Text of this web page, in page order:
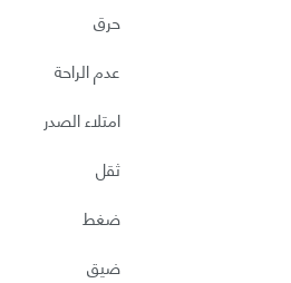
حرق
عدم الراحة
امتلاء الصدر
ثقل
ضغط
ضيق